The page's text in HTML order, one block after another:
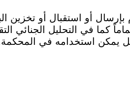
أو استقبال أو تخزين
يمكن استخدامه في